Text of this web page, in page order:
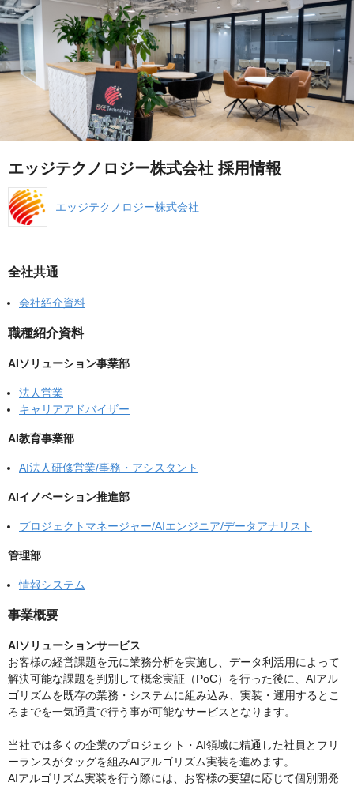
エッジテクノロジー株式会社 採用情報
エッジテクノロジー株式会社
全社共通
会社紹介資料
職種紹介資料
AIソリューション事業部
法人営業
キャリアアドバイザー
AI教育事業部
AI法人研修営業/事務・アシスタント
AIイノベーション推進部
プロジェクトマネージャー/AIエンジニア/データアナリスト
管理部
情報システム
事業概要
AIソリューションサービス
お客様の経営課題を元に業務分析を実施し、データ利活用によって
解決可能な課題を判別して概念実証（PoC）を行った後に、AIアル
ゴリズムを既存の業務・システムに組み込み、実装・運用するとこ
ろまでを一気通貫で行う事が可能なサービスとなります。
当社では多くの企業のプロジェクト・AI領域に精通した社員とフリ
ーランスがタッグを組みAIアルゴリズム実装を進めます。
AIアルゴリズム実装を行う際には、お客様の要望に応じて個別開発